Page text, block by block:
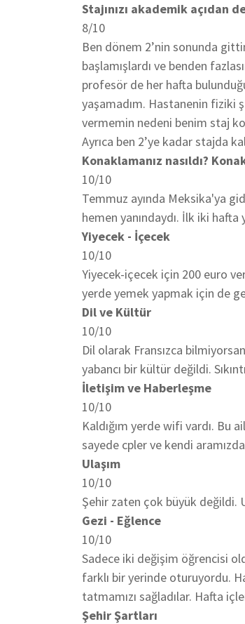
Stajınızı akademik açıdan
8/10
Ben dönem 2’nin sonunda
başlamışlardı ve benden
profesör de her hafta
yaşamadım. Hastanenin fiziki
vermemin nedeni benim staj
Ayrıca ben 2’ye kadar stajda
Konaklamanız nasıldı?
10/10
Temmuz ayında Meksika'ya
hemen yanındaydı. İlk iki
Yiyecek - İçecek
10/10
Yiyecek-içecek için 200 euro
yerde yemek yapmak için de
Dil ve Kültür
10/10
Dil olarak Fransızca
yabancı bir kültür değildi.
İletişim ve Haberleşme
10/10
Kaldığım yerde wifi vardı. Bu
sayede cpler ve kendi
Ulaşım
10/10
Şehir zaten çok büyük değildi.
Gezi - Eğlence
10/10
Sadece iki değişim öğrencisi
farklı bir yerinde oturuyordu.
tatmamızı sağladılar. Hafta
Şehir Şartları